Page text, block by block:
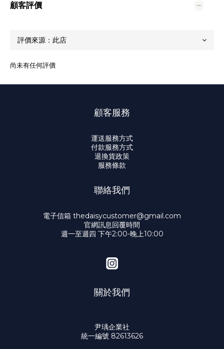
顧客評價
尚未有任何評價
顧客服務
運送服務方式
付款服務方式
退換貨政策
服務條款
聯絡我們
電子信箱 thedaisycustomer@gmail.com
官網訊息回覆時間
週一至週四 下午2:00-晚上10:00
關於我們
尹瑀企業社
統一編號 82613626